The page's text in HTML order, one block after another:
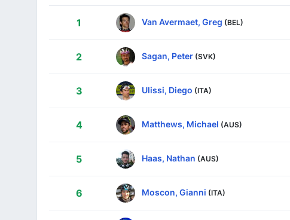
1 Van Avermaet, Greg (BEL)
2 Sagan, Peter (SVK)
3 Ulissi, Diego (ITA)
4 Matthews, Michael (AUS)
5 Haas, Nathan (AUS)
6 Moscon, Gianni (ITA)